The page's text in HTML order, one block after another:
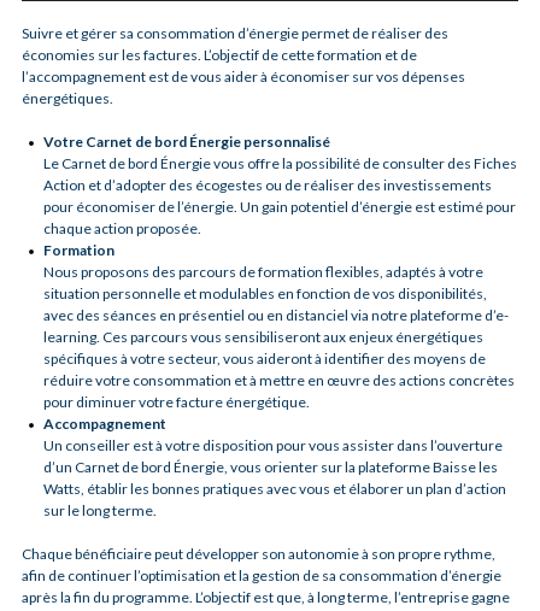
Suivre et gérer sa consommation d’énergie permet de réaliser des
économies sur les factures. L’objectif de cette formation et de
l’accompagnement est de vous aider à économiser sur vos dépenses
énergétiques.
Votre Carnet de bord Énergie personnalisé
Le Carnet de bord Énergie vous offre la possibilité de consulter des Fiches
Action et d’adopter des écogestes ou de réaliser des investissements
pour économiser de l’énergie. Un gain potentiel d’énergie est estimé pour
chaque action proposée.
Formation
Nous proposons des parcours de formation flexibles, adaptés à votre
situation personnelle et modulables en fonction de vos disponibilités,
avec des séances en présentiel ou en distanciel via notre plateforme d’e-
learning. Ces parcours vous sensibiliseront aux enjeux énergétiques
spécifiques à votre secteur, vous aideront à identifier des moyens de
réduire votre consommation et à mettre en œuvre des actions concrètes
pour diminuer votre facture énergétique.
Accompagnement
Un conseiller est à votre disposition pour vous assister dans l’ouverture
d’un Carnet de bord Énergie, vous orienter sur la plateforme Baisse les
Watts, établir les bonnes pratiques avec vous et élaborer un plan d’action
sur le long terme.
Chaque bénéficiaire peut développer son autonomie à son propre rythme,
afin de continuer l’optimisation et la gestion de sa consommation d’énergie
après la fin du programme. L’objectif est que, à long terme, l’entreprise gagne